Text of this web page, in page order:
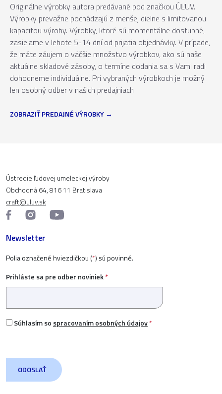
Originálne výrobky autora predávané pod značkou ÚĽUV.
Výrobky prevažne pochádzajú z menšej dielne s limitovanou
kapacitou výroby. Výrobky, ktoré sú momentálne dostupné,
zasielame v lehote 5-14 dní od prijatia objednávky. V prípade,
že máte záujem o väčšie množstvo výrobkov, ako sú naše
aktuálne skladové zásoby, o termíne dodania sa s Vami radi
dohodneme individuálne. Pri vybraných výrobkoch je možný
len osobný odber v našich predajniach
ZOBRAZIŤ PREDAJNÉ VÝROBKY
Ústredie ľudovej umeleckej výroby
Obchodná 64, 816 11 Bratislava
craft@uluv.sk
Newsletter
Polia označené hviezdičkou (*) sú povinné.
Prihláste sa pre odber noviniek*
Súhlasím so spracovaním osobných údajov*